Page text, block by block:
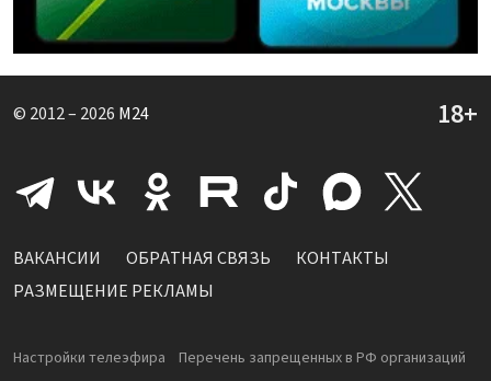
© 2012 – 2026 M24
ВАКАНСИИ ОБРАТНАЯ СВЯЗЬ
КОНТАКТЫ
РАЗМЕЩЕНИЕ РЕКЛАМЫ
Настройки телеэфира
Перечень запрещенных в РФ организаций